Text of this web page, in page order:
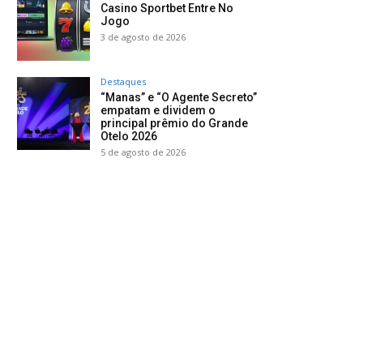
Casino Sportbet Entre No
Jogo
3 de agosto de 2026
Destaques
“Manas” e “O Agente Secreto”
empatam e dividem o
principal prêmio do Grande
Otelo 2026
5 de agosto de 2026